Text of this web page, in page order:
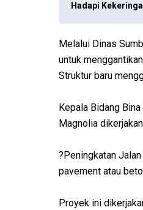
Hadapi
Melalui Dinas
untuk
Struktur baru
Kepala Bidang
Magnolia
?Peningkatan
pavement atau
Proyek ini